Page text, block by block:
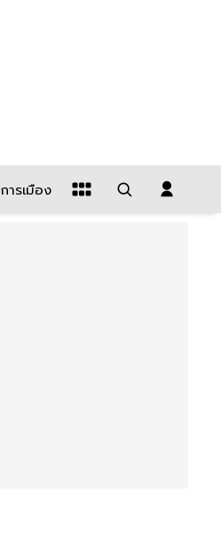
การเมือง